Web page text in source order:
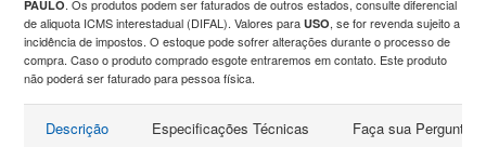
PAULO. Os produtos podem ser faturados de outros estados, consulte diferencial
de aliquota ICMS interestadual (DIFAL). Valores paraUSO, se for revenda sujeito a
incidência de impostos. O estoque pode sofrer alterações durante o processo de
compra. Caso o produto comprado esgote entraremos em contato. Este produto
não poderá ser faturado para pessoa física.
Descrição Especificações Técnicas Faça sua Pergunta